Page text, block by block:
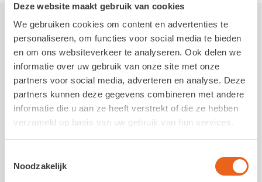
Deze website maakt gebruik van cookies
We gebruiken cookies om content en advertenties te
personaliseren, om functies voor social media te bieden
en om ons websiteverkeer te analyseren. Ook delen we
informatie over uw gebruik van onze site met onze
partners voor social media, adverteren en analyse. Deze
partners kunnen deze gegevens combineren met andere
informatie die u aan ze heeft verstrekt of die ze hebben
verzameld op basis van uw gebruik van hun services.
Noodzakelijk
Meer nieuws van de Koloniën